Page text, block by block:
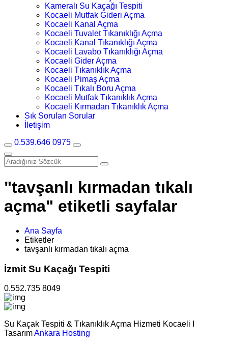
Kameralı Su Kaçağı Tespiti
Kocaeli Mutfak Gideri Açma
Kocaeli Kanal Açma
Kocaeli Tuvalet Tıkanıklığı Açma
Kocaeli Kanal Tıkanıklığı Açma
Kocaeli Lavabo Tıkanıklığı Açma
Kocaeli Gider Açma
Kocaeli Tıkanıklık Açma
Kocaeli Pimaş Açma
Kocaeli Tıkalı Boru Açma
Kocaeli Mutfak Tıkanıklık Açma
Kocaeli Kırmadan Tıkanıklık Açma
Sık Sorulan Sorular
İletişim
0.539.646 0975
"tavşanlı kırmadan tıkalı
açma" etiketli sayfalar
Ana Sayfa
Etiketler
tavşanlı kırmadan tıkalı açma
İzmit Su Kaçağı Tespiti
0.552.735 8049
Su Kaçak Tespiti & Tıkanıklık Açma Hizmeti Kocaeli I
TasarımAnkara Hosting